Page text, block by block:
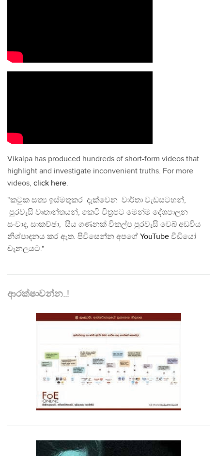
Vikalpa has produced hundreds of short-form videos that
highlight and investigate inconvenient truths. For more
videos, click here.
"කටුක සත්‍ය ඉස්මතුකර දැක්වෙන වාර්තා වැඩසටහන්,
පුරවැසි වෘතාන්තයන්, කෙටි චිත්‍රපට මෙන්ම දේශපාලන
සංවාද, සාකච්ඡා, සිය ගණනක් විකල්ප පුරවැසි වෙබ් අඩවිය
නිශ්පාදනය කර ඇත. පිවිසෙන්න අපගේ YouTube වීඩියෝ
චැනලයට."
ආරක්ෂාවන්න..!